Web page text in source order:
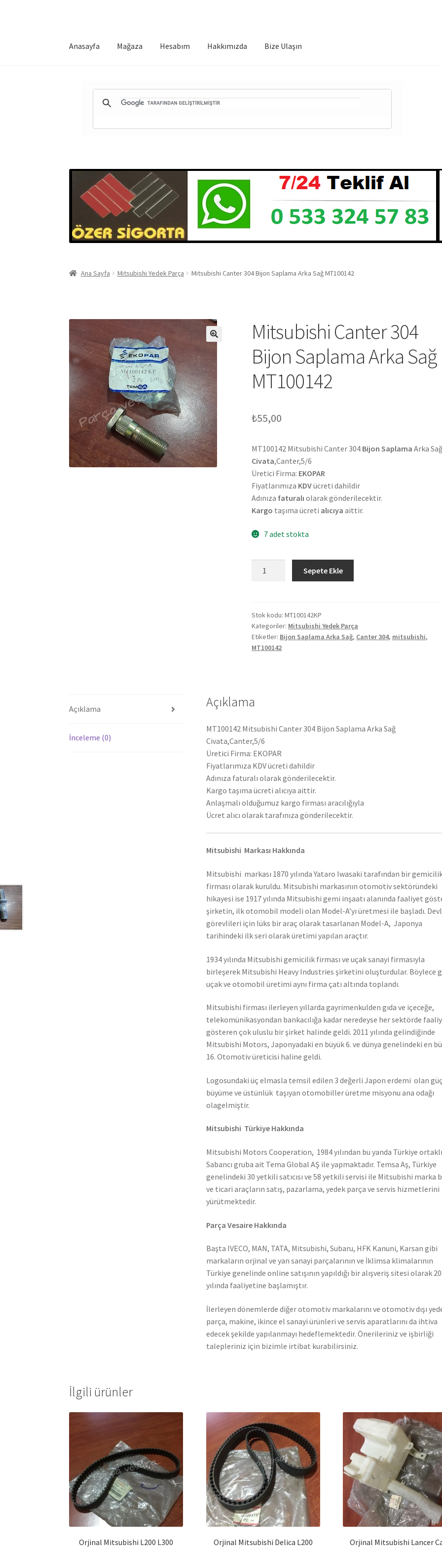
Anasayfa Mağaza Hesabım Hakkımızda Bize Ulaşın
Ana Sayfa Mitsubishi Yedek Parça Mitsubishi Canter 304 Bijon Saplama Arka Sağ MT100142
Mitsubishi Canter 304
Bijon Saplama Arka Sağ
MT100142
₺55,00
MT100142 Mitsubishi Canter 304 Bijon Saplama Arka
Civata,Canter,5/6
Üretici Firma: EKOPAR
Fiyatlarımıza KDVücreti dahildir
Adınıza faturalı olarak gönderilecektir.
Kargo taşıma ücreti alıcıya aittir.
7 adet stokta
Saplama
Arka
Sağ
MT100142
Sepete Ekle
Stok kodu:MT100142KP
Kategoriler: Mitsubishi Yedek Parça
Etiketler: Bijon Saplama Arka Sağ, Canter 304, mitsubishi,
MT100142
Açıklama
İnceleme (0)
Açıklama
MT100142 Mitsubishi Canter 304 Bijon Saplama Arka Sağ
Civata,Canter,5/6
Üretici Firma: EKOPAR
Fiyatlarımıza KDV ücreti dahildir
Adınıza faturalı olarak gönderilecektir.
Kargo taşıma ücreti alıcıya aittir.
Anlaşmalı olduğumuz kargo firması aracılığıyla
Ücret alıcı olarak tarafınıza gönderilecektir.
Mitsubishi Markası Hakkında
Mitsubishi markası 1870 yılında Yataro Iwasaki tarafından bir
firması olarak kuruldu. Mitsubishi markasının otomotiv sektöründeki
hikayesi ise 1917 yılında Mitsubishi gemi inşaatı alanında faaliyet
şirketin, ilk otomobil modeli olan Model-A’yı üretmesi ile başladı.
görevlileri için lüks bir araç olarak tasarlanan Model-A, Japonya
tarihindeki ilk seri olarak üretimi yapılan araçtır.
1934 yılında Mitsubishi gemicilik firması ve uçak sanayi firmasıyla
birleşerek Mitsubishi Heavy Industries şirketini oluşturdular. Böylece
uçak ve otomobil üretimi aynı firma çatı altında toplandı.
Mitsubishi firması ilerleyen yıllarda gayrimenkulden gıda ve içeceğe,
telekomünikasyondan bankacılığa kadar neredeyse her sektörde
gösteren çok uluslu bir şirket halinde geldi. 2011 yılında gelindiğinde
Mitsubishi Motors, Japonyadaki en büyük 6. ve dünya genelindeki en
16. Otomotiv üreticisi haline geldi.
Logosundaki üç elmasla temsil edilen 3 değerli Japon erdemi olan
büyüme ve üstünlük taşıyan otomobiller üretme misyonu ana odağı
olagelmiştir.
Mitsubishi Türkiye Hakkında
Mitsubishi Motors Cooperation, 1984 yılından bu yanda Türkiye
Sabancı gruba ait Tema Global AŞ ile yapmaktadır. Temsa Aş, Türkiye
genelindeki 30 yetkili satıcısı ve 58 yetkili servisi ile Mitsubishi marka
ve ticari araçların satış, pazarlama, yedek parça ve servis hizmetlerini
yürütmektedir.
Parça Vesaire Hakkında
Başta IVECO, MAN, TATA, Mitsubishi, Subaru, HFK Kanuni, Karsan gibi
markaların orjinal ve yan sanayi parçalarının ve İklimsa klimalarının
Türkiye genelinde online satışının yapıldığı bir alışveriş sitesi olarak
yılında faaliyetine başlamıştır.
İlerleyen dönemlerde diğer otomotiv markalarını ve otomotiv dışı
parça, makine, ikince el sanayi ürünleri ve servis aparatlarını da ihtiva
edecek şekilde yapılanmayı hedeflemektedir. Önerileriniz ve işbirliği
talepleriniz için bizimle irtibat kurabilirsiniz.
İlgili ürünler
Orjinal Mitsubishi L200 L300
Orjinal Mitsubishi Delica L200
Orjinal Mitsubishi Lancer